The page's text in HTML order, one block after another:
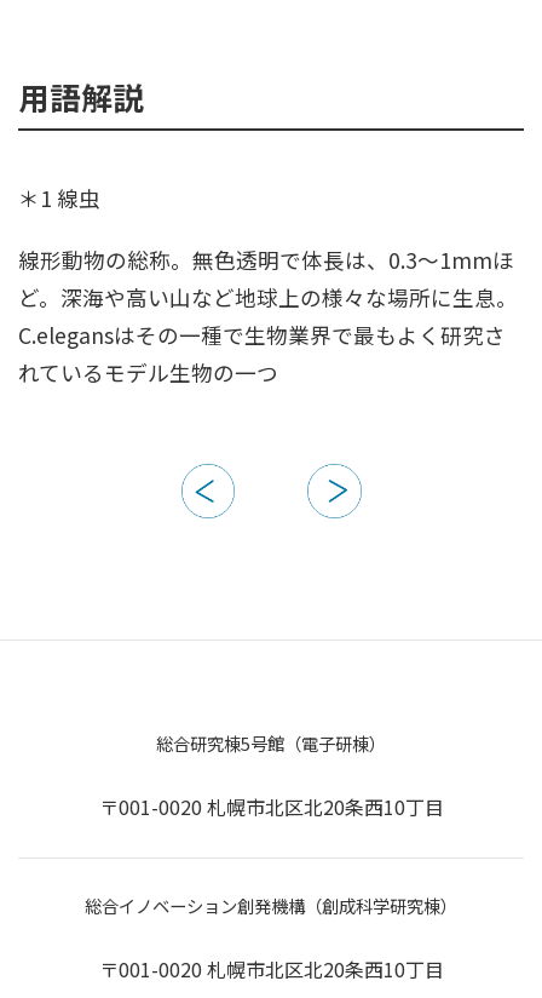
用語解説
＊1 線虫
線形動物の総称。無色透明で体長は、0.3～1mmほ
ど。深海や高い山など地球上の様々な場所に生息。
C.elegansはその一種で生物業界で最もよく研究さ
れているモデル生物の一つ
総合研究棟5号館（電子研棟）
〒001-0020 札幌市北区北20条西10丁目
総合イノベーション創発機構（創成科学研究棟）
〒001-0020 札幌市北区北20条西10丁目